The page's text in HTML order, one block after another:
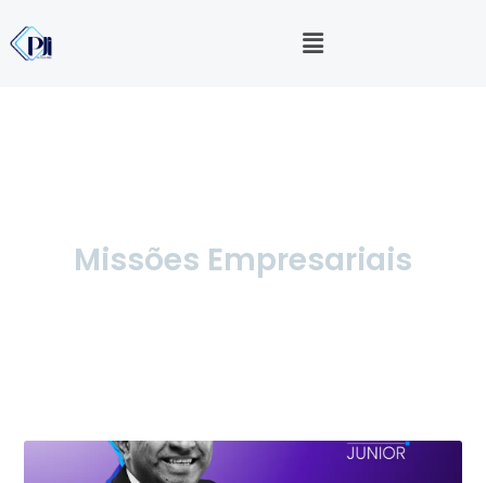
Missões Empresariais